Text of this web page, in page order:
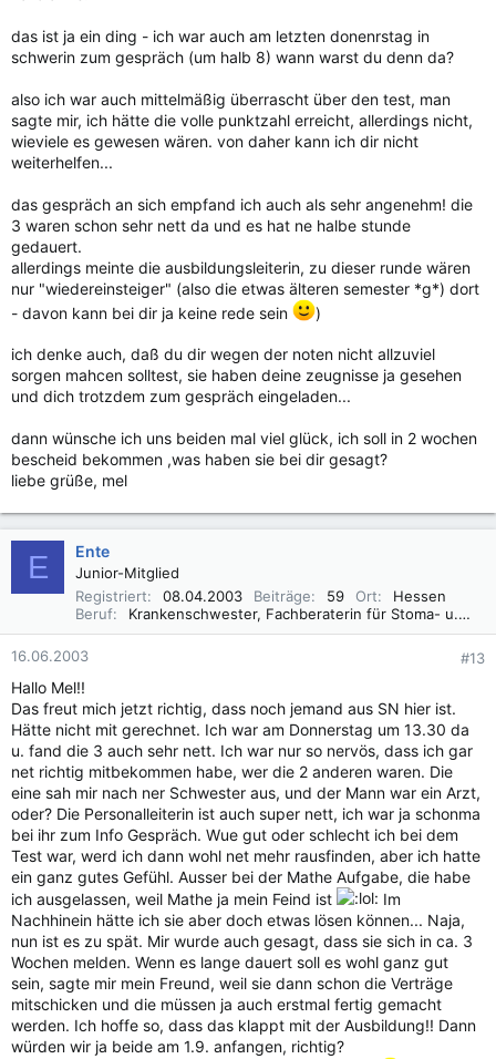
das ist ja ein ding - ich war auch am letzten donenrstag in
schwerin zum gespräch (um halb 8) wann warst du denn da?
also ich war auch mittelmäßig überrascht über den test, man
sagte mir, ich hätte die volle punktzahl erreicht, allerdings nicht,
wieviele es gewesen wären. von daher kann ich dir nicht
weiterhelfen...
das gespräch an sich empfand ich auch als sehr angenehm! die
3 waren schon sehr nett da und es hat ne halbe stunde
gedauert.
allerdings meinte die ausbildungsleiterin, zu dieser runde wären
nur "wiedereinsteiger" (also die etwas älteren semester *g*) dort
- davon kann bei dir ja keine rede sein
)
ich denke auch, daß du dir wegen der noten nicht allzuviel
sorgen mahcen solltest, sie haben deine zeugnisse ja gesehen
und dich trotzdem zum gespräch eingeladen...
dann wünsche ich uns beiden mal viel glück, ich soll in 2 wochen
bescheid bekommen ,was haben sie bei dir gesagt?
liebe grüße, mel
E Ente
Junior-Mitglied
Registriert
08.04.2003 Beiträge 59 Ort
Hessen
Beruf
Krankenschwester, Fachberaterin für Stoma- u. Inkontinenzversorgung, Wundmanagement
16.06.2003 #13
Hallo Mel!!
Das freut mich jetzt richtig, dass noch jemand aus SN hier ist.
Hätte nicht mit gerechnet. Ich war am Donnerstag um 13.30 da
u. fand die 3 auch sehr nett. Ich war nur so nervös, dass ich gar
net richtig mitbekommen habe, wer die 2 anderen waren. Die
eine sah mir nach ner Schwester aus, und der Mann war ein Arzt,
oder? Die Personalleiterin ist auch super nett, ich war ja schonma
bei ihr zum Info Gespräch. Wue gut oder schlecht ich bei dem
Test war, werd ich dann wohl net mehr rausfinden, aber ich hatte
ein ganz gutes Gefühl. Ausser bei der Mathe Aufgabe, die habe
ich ausgelassen, weil Mathe ja mein Feind ist
Im
Nachhinein hätte ich sie aber doch etwas lösen können... Naja,
nun ist es zu spät. Mir wurde auch gesagt, dass sie sich in ca. 3
Wochen melden. Wenn es lange dauert soll es wohl ganz gut
sein, sagte mir mein Freund, weil sie dann schon die Verträge
mitschicken und die müssen ja auch erstmal fertig gemacht
werden. Ich hoffe so, dass das klappt mit der Ausbildung!! Dann
würden wir ja beide am 1.9. anfangen, richtig?